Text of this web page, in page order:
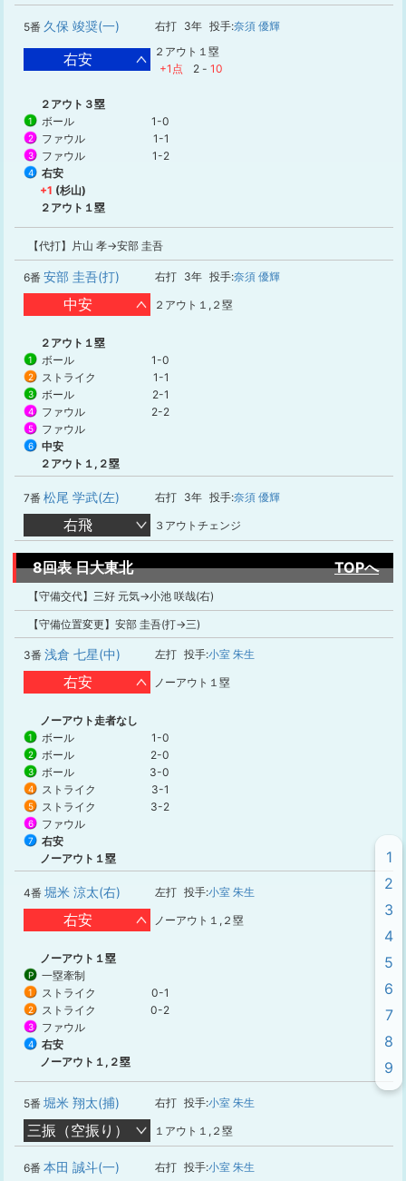
5番 久保 竣奨(一) 右打 3年 投手:奈須 優輝
右安
２アウト１塁
+1点
2 - 10
２アウト３塁
1 ボール 1-0
2 ファウル 1-1
3 ファウル 1-2
4
右安
+1 (杉山)
２アウト１塁
【代打】片山 孝→安部 圭吾
6番 安部 圭吾(打) 右打 3年 投手:奈須 優輝
中安 ２アウト１,２塁
２アウト１塁
1 ボール 1-0
2 ストライク 1-1
3 ボール 2-1
4 ファウル 2-2
5 ファウル
6
中安
２アウト１,２塁
7番 松尾 学武(左) 右打 3年 投手:奈須 優輝
右飛 ３アウトチェンジ
8回表 日大東北 TOPへ
【守備交代】三好 元気→小池 咲哉(右)
【守備位置変更】安部 圭吾(打→三)
3番 浅倉 七星(中) 左打 投手:小室 朱生
右安 ノーアウト１塁
ノーアウト走者なし
1 ボール 1-0
2 ボール 2-0
3 ボール 3-0
4 ストライク 3-1
5 ストライク 3-2
6 ファウル
7
右安
ノーアウト１塁
4番 堀米 涼太(右) 左打 投手:小室 朱生
右安 ノーアウト１,２塁
ノーアウト１塁
P 一塁牽制
1 ストライク 0-1
2 ストライク 0-2
3 ファウル
4
右安
ノーアウト１,２塁
5番 堀米 翔太(捕) 右打 投手:小室 朱生
三振（空振り） １アウト１,２塁
6番 本田 誠斗(一) 右打 投手:小室 朱生
1
2
3
4
5
6
7
8
9